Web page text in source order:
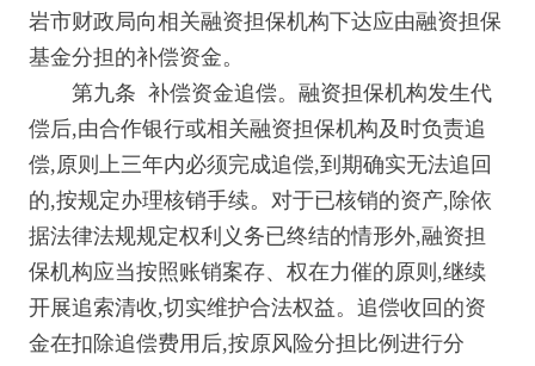
岩市财政局向相关融资担保机构下达应由融资担保
基金分担的补偿资金。
第九条 补偿资金追偿。融资担保机构发生代
偿后,由合作银行或相关融资担保机构及时负责追
偿,原则上三年内必须完成追偿,到期确实无法追回
的,按规定办理核销手续。对于已核销的资产,除依
据法律法规规定权利义务已终结的情形外,融资担
保机构应当按照账销案存、权在力催的原则,继续
开展追索清收,切实维护合法权益。追偿收回的资
金在扣除追偿费用后,按原风险分担比例进行分